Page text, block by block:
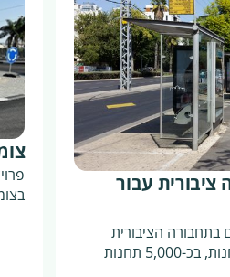
ציבורית עבור
בתחבורה הציבורית
לרבות עולים/ יורדים בתחנות, בכ-5,000 תחנות